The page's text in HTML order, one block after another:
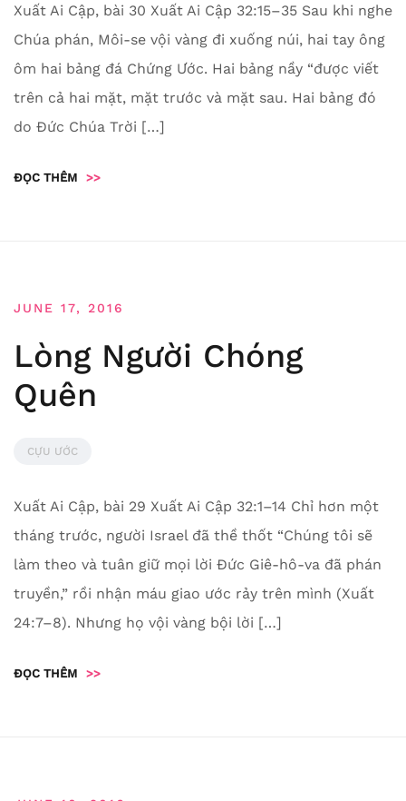
Xuất Ai Cập, bài 30 Xuất Ai Cập 32:15–35 Sau khi nghe
Chúa phán, Môi-se vội vàng đi xuống núi, hai tay ông
ôm hai bảng đá Chứng Ước. Hai bảng nầy “được viết
trên cả hai mặt, mặt trước và mặt sau. Hai bảng đó
do Đức Chúa Trời […]
ĐỌC THÊM >>
JUNE 17, 2016
Lòng Người Chóng
Quên
CỰU ƯỚC
Xuất Ai Cập, bài 29 Xuất Ai Cập 32:1–14 Chỉ hơn một
tháng trước, người Israel đã thề thốt “Chúng tôi sẽ
làm theo và tuân giữ mọi lời Đức Giê-hô-va đã phán
truyền,” rồi nhận máu giao ước rảy trên mình (Xuất
24:7–8). Nhưng họ vội vàng bội lời […]
ĐỌC THÊM >>